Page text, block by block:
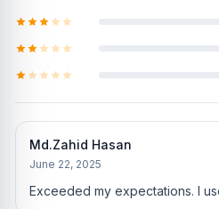
Md.Zahid Hasan
June 22, 2025
Exceeded my expectations. I